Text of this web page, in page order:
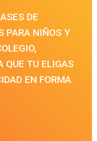
DE
PARA NIÑOS Y
QUE TU ELIGAS
EN FORMA